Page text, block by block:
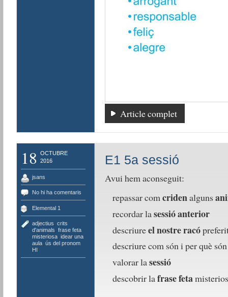
Article complet
18
OCTUBRE
2016
jsans
No hi ha comentaris
Elemental 1
adjectius crits
d'animals frase feta
misteriosa, idear una
aula, ús del pronom
HI
E1 5a sessió
Avui hem aconseguit:
repassar comcridenalguns
recordar lasessió anterior
descriureel nostre racó
descriure com són i per què
valorar lasessió
descobrir lafrase feta